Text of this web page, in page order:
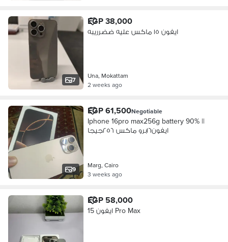
7
EGP 38,000
ايفون ١٥ ماكس عليه ضضرريبه
Una, Mokattam
2 weeks ago
9
EGP 61,500Negotiable
Iphone 16pro max256g battery 90% ||
ايفون١٦برو ماكس ٢٥٦جيجا
Marg, Cairo
3 weeks ago
EGP 58,000
ايفون 15 Pro Max